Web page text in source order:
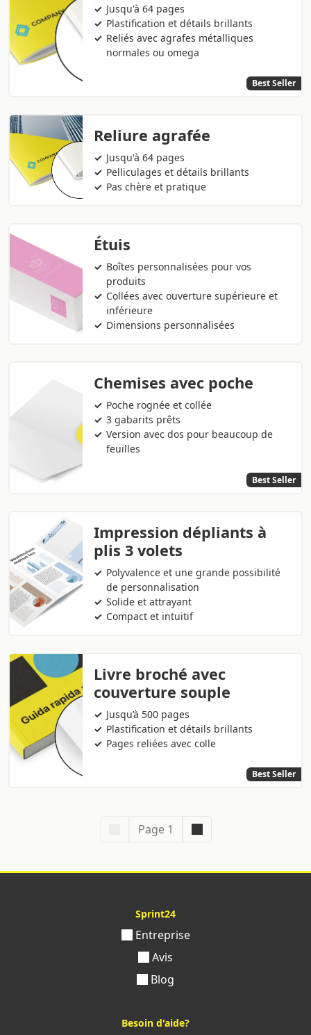
Jusqu'à 64 pages
Plastification et détails brillants
Reliés avec agrafes métalliques
normales ou omega
Best Seller
Reliure agrafée
Jusqu'à 64 pages
Pelliculages et détails brillants
Pas chère et pratique
Étuis
Boîtes personnalisées pour vos
produits
Collées avec ouverture supérieure et
inférieure
Dimensions personnalisées
Chemises avec poche
Poche rognée et collée
3 gabarits prêts
Version avec dos pour beaucoup de
feuilles
Best Seller
Impression dépliants à
plis 3 volets
Polyvalence et une grande possibilité
de personnalisation
Solide et attrayant
Compact et intuitif
Livre broché avec
couverture souple
Jusqu’à 500 pages
Plastification et détails brillants
Pages reliées avec colle
Best Seller
Page 1
Sprint24
Entreprise
Avis
Blog
Besoin d'aide?